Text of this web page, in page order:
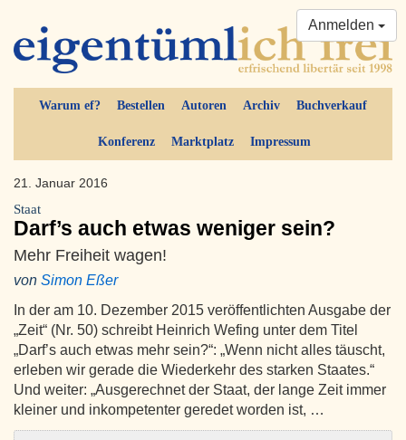
Warum ef? Bestellen Autoren Archiv Buchverkauf
Konferenz Marktplatz Impressum
Anmelden
21. Januar 2016
Staat
Darf’s auch etwas weniger sein?
Mehr Freiheit wagen!
von Simon Eßer
In der am 10. Dezember 2015 veröffentlichten Ausgabe der
„Zeit“ (Nr. 50) schreibt Heinrich Wefing unter dem Titel
„Darf’s auch etwas mehr sein?“: „Wenn nicht alles täuscht,
erleben wir gerade die Wiederkehr des starken Staates.“
Und weiter: „Ausgerechnet der Staat, der lange Zeit immer
kleiner und inkompetenter geredet worden ist, …